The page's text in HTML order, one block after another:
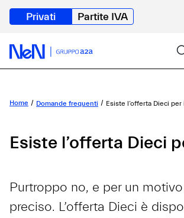
Privati Partite IVA
Home Domande frequenti Esiste l’offerta Dieci per
Esiste l’offerta Dieci
Purtroppo no, e per un
preciso. L’offerta Dieci è